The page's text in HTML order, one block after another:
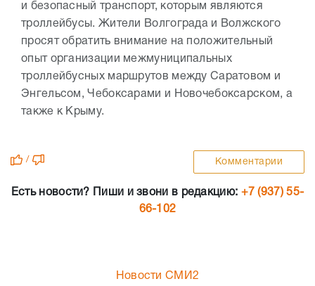
и безопасный транспорт, которым являются
троллейбусы. Жители Волгограда и Волжского
просят обратить внимание на положительный
опыт организации межмуниципальных
троллейбусных маршрутов между Саратовом и
Энгельсом, Чебоксарами и Новочебоксарском, а
также к Крыму.
/ Комментарии
Есть новости? Пиши и звони в редакцию: +7 (937) 55-
66-102
Новости СМИ2